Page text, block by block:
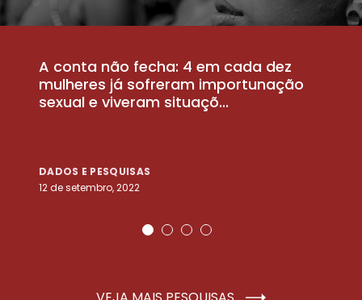
A conta não fecha: 4 em cada dez
mulheres já sofreram importunação
sexual e viveram situaçõ...
DADOS E PESQUISAS
12 de setembro, 2022